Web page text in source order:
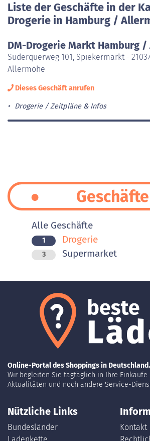
Liste der Geschäfte in der
Drogerie in Hamburg /
DM-Drogerie Markt Hamburg
Süderquerweg 101, Spiekermarkt -
Allermöhe
Dieses Geschäft anrufen
Drogerie Zeitpläne & Infos
Geschäfte
Alle Geschäfte
1 Drogerie
3 Supermarket
Online-Portal des Shoppings in Deutschland.
Wir begleiten Sie tagtäglich in Ihre Einkäufe
Aktualitäten und noch andere Service-
Nützliche Links
Bundesländer
Kontakt